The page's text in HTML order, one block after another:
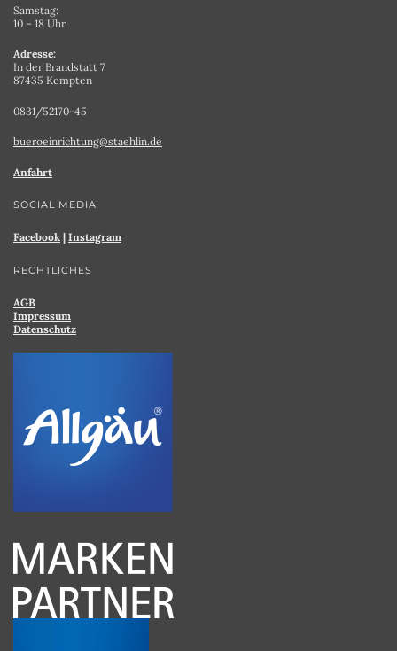
Samstag:
10 – 18 Uhr
Adresse:
In der Brandstatt 7
87435 Kempten
0831/52170-45
bueroeinrichtung@staehlin.de
Anfahrt
SOCIAL MEDIA
Facebook | Instagram
RECHTLICHES
AGB
Impressum
Datenschutz